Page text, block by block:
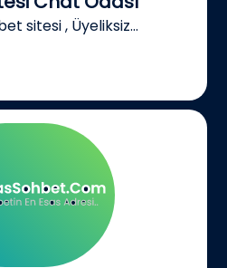
sitesi , Üyeliksiz...